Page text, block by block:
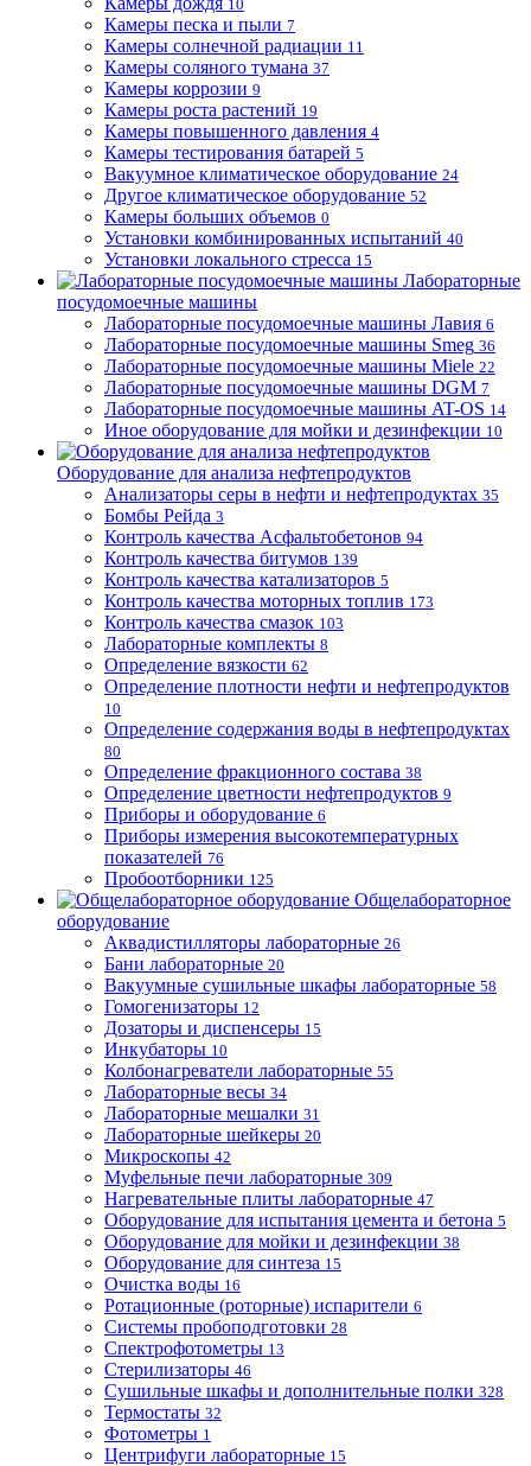
10
Камеры песка и пыли 7
Камеры солнечной радиации 11
Камеры соляного тумана 37
Камеры коррозии 9
Камеры роста растений 19
Камеры повышенного давления 4
Камеры тестирования батарей 5
Вакуумное климатическое оборудование 24
Другое климатическое оборудование 52
Камеры больших объемов 0
Установки комбинированных испытаний 40
Установки локального стресса 15
Лабораторные
посудомоечные машины
Лабораторные посудомоечные машины Лавия 6
Лабораторные посудомоечные машины Smeg 36
Лабораторные посудомоечные машины Miele 22
Лабораторные посудомоечные машины DGM 7
Лабораторные посудомоечные машины AT-OS 14
Иное оборудование для мойки и дезинфекции 10
Оборудование для анализа нефтепродуктов
Анализаторы серы в нефти и нефтепродуктах 35
Бомбы Рейда 3
Контроль качества Асфальтобетонов 94
Контроль качества битумов 139
Контроль качества катализаторов 5
Контроль качества моторных топлив 173
Контроль качества смазок 103
Лабораторные комплекты 8
Определение вязкости 62
Определение плотности нефти и нефтепродуктов
10
Определение содержания воды в нефтепродуктах
80
Определение фракционного состава 38
Определение цветности нефтепродуктов 9
Приборы и оборудование 6
Приборы измерения высокотемпературных
показателей 76
Пробоотборники 125
Общелабораторное
оборудование
Аквадистилляторы лабораторные 26
Бани лабораторные 20
Вакуумные сушильные шкафы лабораторные 58
Гомогенизаторы 12
Дозаторы и диспенсеры 15
Инкубаторы 10
Колбонагреватели лабораторные 55
Лабораторные весы 34
Лабораторные мешалки 31
Лабораторные шейкеры 20
Микроскопы 42
Муфельные печи лабораторные 309
Нагревательные плиты лабораторные 47
Оборудование для испытания цемента и бетона 5
Оборудование для мойки и дезинфекции 38
Оборудование для синтеза 15
Очистка воды 16
Ротационные (роторные) испарители 6
Системы пробоподготовки 28
Спектрофотометры 13
Стерилизаторы 46
Сушильные шкафы и дополнительные полки 328
Термостаты 32
Фотометры 1
Центрифуги лабораторные 15